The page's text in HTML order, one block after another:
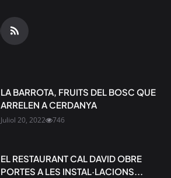
LA BARROTA, FRUITS DEL BOSC QUE
ARRELEN A CERDANYA
Juliol 20, 2022 746
EL RESTAURANT CAL DAVID OBRE
PORTES A LES INSTAL·LACIONS...